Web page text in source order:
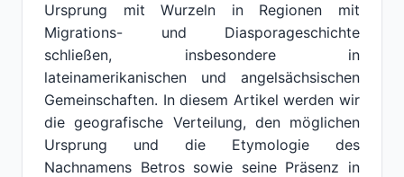
Ursprung mit Wurzeln in Regionen mit
Migrations- und Diasporageschichte
schließen, insbesondere in
lateinamerikanischen und angelsächsischen
Gemeinschaften. In diesem Artikel werden wir
die geografische Verteilung, den möglichen
Ursprung und die Etymologie des
Nachnamens Betros sowie seine Präsenz in